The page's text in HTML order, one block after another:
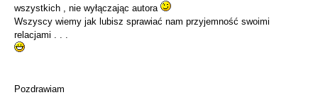
wszystkich , nie wyłączając autora
Wszyscy wiemy jak lubisz sprawiać nam przyjemność swoimi
relacjami . . .
Pozdrawiam